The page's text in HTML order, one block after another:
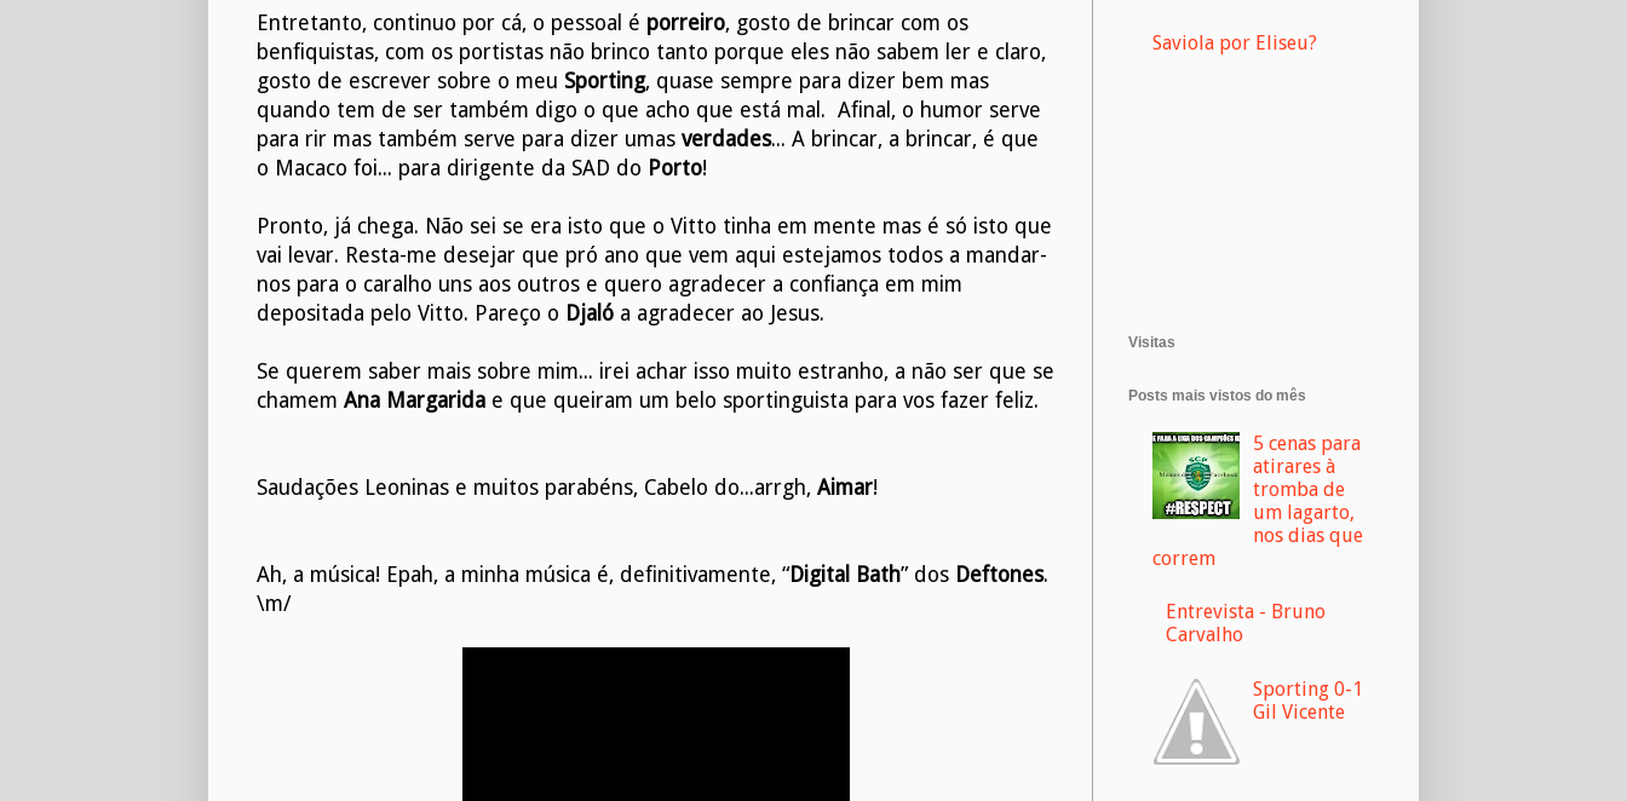
Entretanto, continuo por cá, o pessoal é porreiro, gosto de brincar com os
benfiquistas, com os portistas não brinco tanto porque eles não sabem ler e claro,
gosto de escrever sobre o meu Sporting, quase sempre para dizer bem mas
quando tem de ser também digo o que acho que está mal. Afinal, o humor serve
para rir mas também serve para dizer umas verdades... A brincar, a brincar, é que
o Macaco foi... para dirigente da SAD do Porto!
Pronto, já chega. Não sei se era isto que o Vitto tinha em mente mas é só isto que
vai levar. Resta-me desejar que pró ano que vem aqui estejamos todos a mandar-
nos para o caralho uns aos outros e quero agradecer a confiança em mim
depositada pelo Vitto. Pareço o Djaló a agradecer ao Jesus.
Se querem saber mais sobre mim... irei achar isso muito estranho, a não ser que se
chamem Ana Margarida e que queiram um belo sportinguista para vos fazer feliz.
Saudações Leoninas e muitos parabéns, Cabelo do...arrgh, Aimar!
Ah, a música! Epah, a minha música é, definitivamente, “Digital Bath” dos Deftones.
\m/
Saviola por Eliseu?
Visitas
Posts mais vistos do mês
5 cenas para
atirares à
tromba de
um lagarto,
nos dias que
correm
Entrevista - Bruno
Carvalho
Sporting 0-1
Gil Vicente